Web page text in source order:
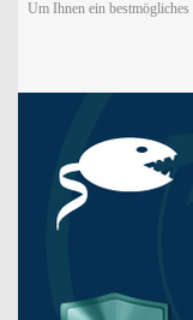
Um Ihnen ein